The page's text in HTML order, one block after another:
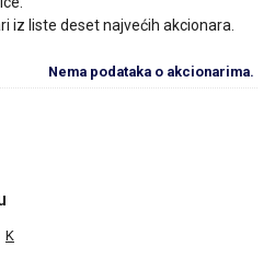
iz liste deset najvećih akcionara.
Nema podataka o akcionarima.
K